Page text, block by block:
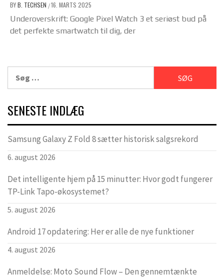
BYB. TECHSEN /16. MARTS 2025
Underoverskrift: Google Pixel Watch 3 et seriøst bud på
det perfekte smartwatch til dig, der
efter:
SENESTE INDLÆG
Samsung Galaxy Z Fold 8 sætter historisk salgsrekord
6. august 2026
Det intelligente hjem på 15 minutter: Hvor godt fungerer
TP-Link Tapo-økosystemet?
5. august 2026
Android 17 opdatering: Her er alle de nye funktioner
4. august 2026
Anmeldelse: Moto Sound Flow – Den gennemtænkte